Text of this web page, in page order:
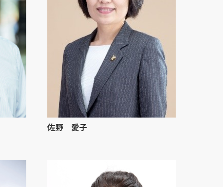
佐野 愛子